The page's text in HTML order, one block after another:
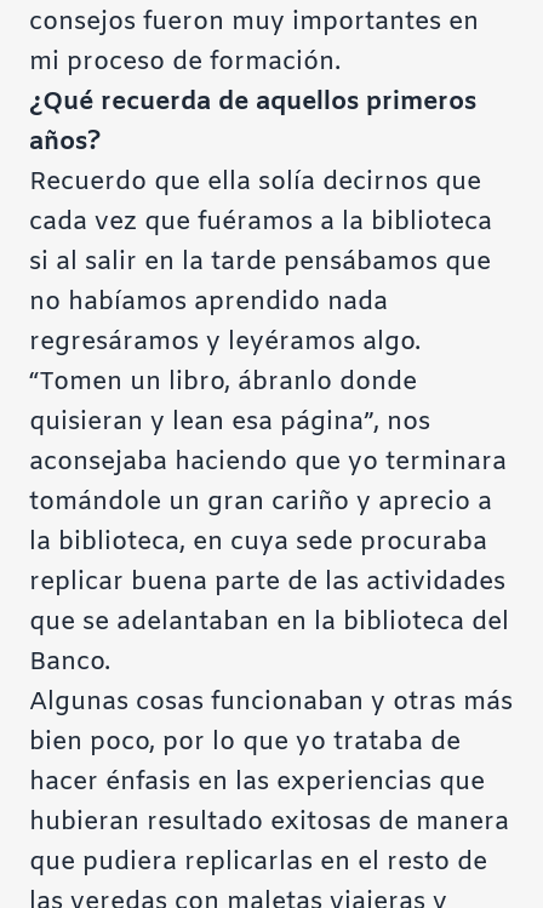
consejos fueron muy importantes en
mi proceso de formación.
¿Qué recuerda de aquellos primeros
años?
Recuerdo que ella solía decirnos que
cada vez que fuéramos a la biblioteca
si al salir en la tarde pensábamos que
no habíamos aprendido nada
regresáramos y leyéramos algo.
“Tomen un libro, ábranlo donde
quisieran y lean esa página”, nos
aconsejaba haciendo que yo terminara
tomándole un gran cariño y aprecio a
la biblioteca, en cuya sede procuraba
replicar buena parte de las actividades
que se adelantaban en la biblioteca del
Banco.
Algunas cosas funcionaban y otras más
bien poco, por lo que yo trataba de
hacer énfasis en las experiencias que
hubieran resultado exitosas de manera
que pudiera replicarlas en el resto de